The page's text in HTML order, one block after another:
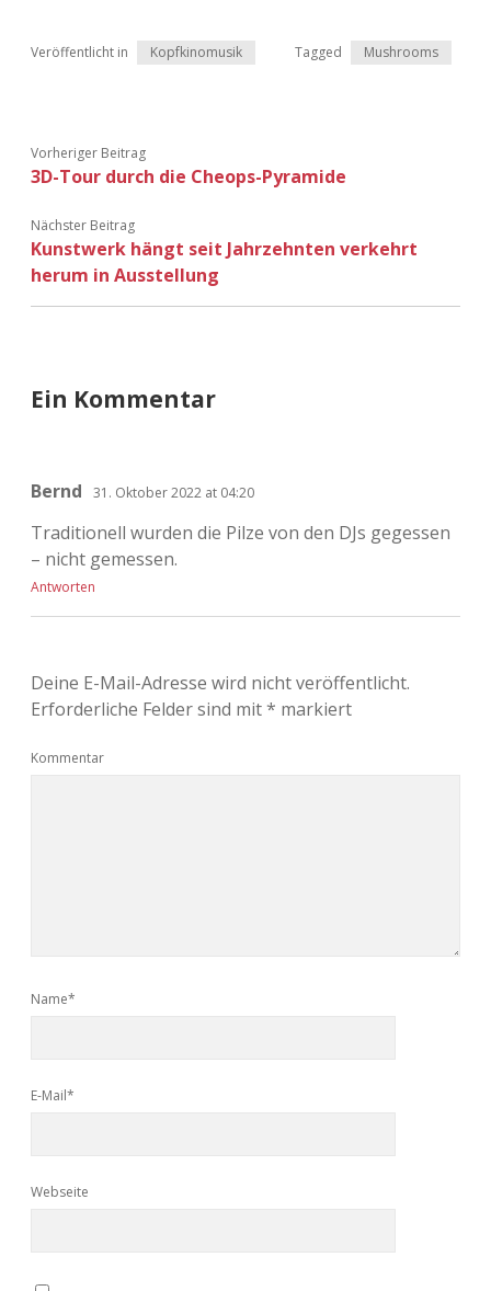
Adventskalender 2016
Adventskalender 2017
Adventskalender 2020
Adventskalender 2023
Adventskalender 2024
Veröffentlicht in Kopfkinomusik Tagged Mushrooms
Vorheriger Beitrag
3D-Tour durch die Cheops-Pyramide
Nächster Beitrag
Kunstwerk hängt seit Jahrzehnten verkehrt
herum in Ausstellung
Ein Kommentar
Bernd 31. Oktober 2022 at 04:20
Traditionell wurden die Pilze von den DJs gegessen
– nicht gemessen.
Antworten
Deine E-Mail-Adresse wird nicht veröffentlicht.
Erforderliche Felder sind mit* markiert
Kommentar
Name*
E-Mail*
Webseite